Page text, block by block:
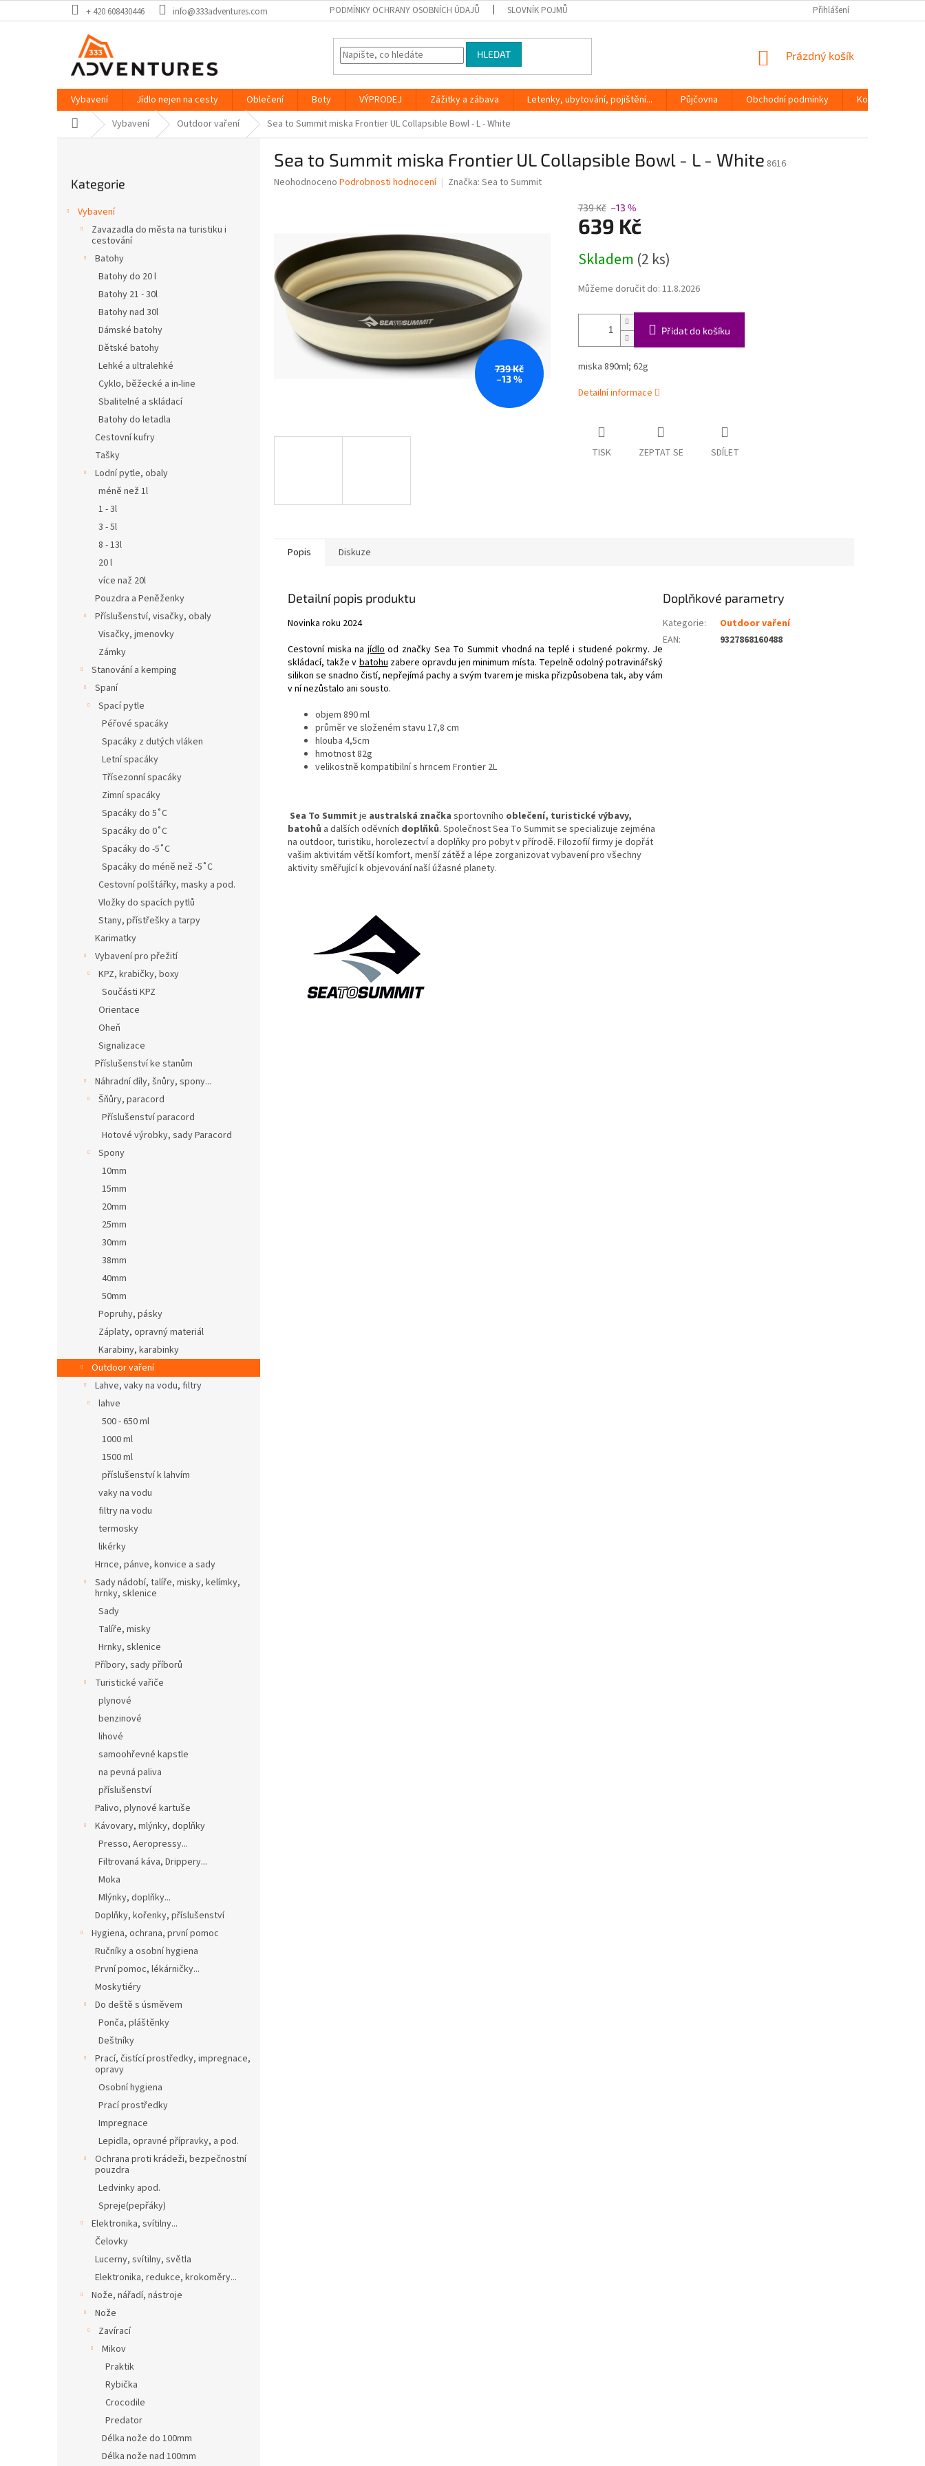
na
+ 420 608430446 info@333adventures.com PODMÍNKY OCHRANY OSOBNÍCH ÚDAJŮ SLOVNÍK POJMŮ Přihlášení
HLEDAT
NÁKUPNÍ
Prázdný košík
Vybavení Jídlo nejen na cesty Oblečení Boty VÝPRODEJ Zážitky a zábava Letenky, ubytování, pojištění... Půjčovna Obchodní podmínky
Kontakty
Domů Vybavení Outdoor vaření Sea to Summit miska Frontier UL Collapsible Bowl - L - White
kategorie
Kategorie
Vybavení
Zavazadla do města na turistiku i
cestování
Batohy
Batohy do 20 l
Batohy 21 - 30l
Batohy nad 30l
Dámské batohy
Dětské batohy
Lehké a ultralehké
Cyklo, běžecké a in-line
Sbalitelné a skládací
Batohy do letadla
Cestovní kufry
Tašky
Lodní pytle, obaly
méně než 1l
1 - 3l
3 - 5l
8 - 13l
20 l
více naž 20l
Pouzdra a Peněženky
Příslušenství, visačky, obaly
Visačky, jmenovky
Zámky
Stanování a kemping
Spaní
Spací pytle
Péřové spacáky
Spacáky z dutých vláken
Letní spacáky
Třísezonní spacáky
Zimní spacáky
Spacáky do 5˚C
Spacáky do 0˚C
Spacáky do -5˚C
Spacáky do méně než -5˚C
Cestovní polštářky, masky a pod.
Vložky do spacích pytlů
Stany, přístřešky a tarpy
Karimatky
Vybavení pro přežití
KPZ, krabičky, boxy
Součásti KPZ
Orientace
Oheň
Signalizace
Příslušenství ke stanům
Náhradní díly, šnůry, spony...
Šňůry, paracord
Příslušenství paracord
Hotové výrobky, sady Paracord
Spony
10mm
15mm
20mm
25mm
30mm
38mm
40mm
50mm
Popruhy, pásky
Záplaty, opravný materiál
Karabiny, karabinky
Outdoor vaření
Lahve, vaky na vodu, filtry
lahve
500 - 650 ml
1000 ml
1500 ml
příslušenství k lahvím
vaky na vodu
filtry na vodu
termosky
likérky
Hrnce, pánve, konvice a sady
Sady nádobí, talíře, misky, kelímky,
hrnky, sklenice
Sady
Talíře, misky
Hrnky, sklenice
Příbory, sady příborů
Turistické vařiče
plynové
benzinové
lihové
samoohřevné kapstle
na pevná paliva
příslušenství
Palivo, plynové kartuše
Kávovary, mlýnky, doplňky
Presso, Aeropressy...
Filtrovaná káva, Drippery...
Moka
Mlýnky, doplňky...
Doplňky, kořenky, příslušenství
Hygiena, ochrana, první pomoc
Ručníky a osobní hygiena
První pomoc, lékárničky...
Moskytiéry
Do deště s úsměvem
Ponča, pláštěnky
Deštníky
Prací, čistící prostředky, impregnace,
opravy
Osobní hygiena
Prací prostředky
Impregnace
Lepidla, opravné přípravky, a pod.
Ochrana proti krádeži, bezpečnostní
pouzdra
Ledvinky apod.
Spreje(pepřáky)
Elektronika, svítilny...
Čelovky
Lucerny, svítilny, světla
Elektronika, redukce, krokoměry...
Nože, nářadí, nástroje
Nože
Zavírací
Mikov
Praktik
Rybička
Crocodile
Predator
Délka nože do 100mm
Délka nože nad 100mm
Sea to Summit miska Frontier UL Collapsible Bowl - L - White 8616
Průměrné
hvězdiček.
Neohodnoceno Podrobnosti hodnocení Značka: Sea to Summit
739 Kč
–13 %
739 Kč –13 %
639 Kč
cena:
Skladem (2 ks)
Můžeme doručit do: 11.8.2026
Přidat do košíku
miska 890ml; 62g
Detailní informace
TISK ZEPTAT SE SDÍLET
Popis Diskuze
Detailní popis produktu
Novinka roku 2024
Cestovní miska na jídlo od značky Sea To Summit vhodná na teplé i studené pokrmy. Je
skládací, takže v batohu zabere opravdu jen minimum místa. Tepelně odolný potravinářský
silikon se snadno čistí, nepřejímá pachy a svým tvarem je miska přizpůsobena tak, aby vám
v ní nezůstalo ani sousto.
objem 890 ml
průměr ve složeném stavu 17,8 cm
hlouba 4,5cm
hmotnost 82g
velikostně kompatibilní s hrncem Frontier 2L
Sea To Summit je australská značka sportovního oblečení, turistické výbavy,
batohů a dalších oděvních doplňků. Společnost Sea To Summit se specializuje zejména
na outdoor, turistiku, horolezectví a doplňky pro pobyt v přírodě. Filozofií firmy je dopřát
vašim aktivitám větší komfort, menší zátěž a lépe zorganizovat vybavení pro všechny
aktivity směřující k objevování naší úžasné planety.
Doplňkové parametry
Kategorie:
Outdoor vaření
EAN: 9327868160488